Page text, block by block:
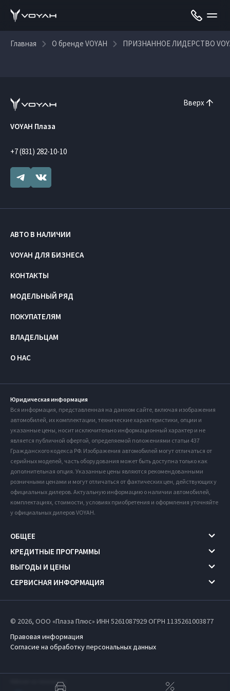
Главная О бренде VOYAH ПРИЗНАННОЕ ЛИДЕРСТВО
Вверх
VOYAH Плаза
+7 (831) 282-10-10
АВТО В НАЛИЧИИ
VOYAH ДЛЯ БИЗНЕСА
КОНТАКТЫ
МОДЕЛЬНЫЙ РЯД
ПОКУПАТЕЛЯМ
ВЛАДЕЛЬЦАМ
О НАС
Юридическая информация
Вся информация, представленная на данном сайте, включая изображения
автомобилей, их комплектации, технические характеристики, опции и
указанные цены, носит исключительно информационный характер и не
является публичной офертой, определяемой положениями статьи 437
Гражданского кодекса РФ. Изображения автомобилей могут отличаться от
серийных моделей, часть оборудования может быть доступна только как
дополнительная опция. Указанные цены являются рекомендованными
розничными ценами и могут отличаться от фактических цен, действующих у
официальных дилеров. Актуальную информацию о наличии автомобилей,
комплектациях, стоимости, условиях приобретения и оформления уточняйте
у официальных дилеров VOYAH.
ОБЩЕЕ
КРЕДИТНЫЕ ПРОГРАММЫ
ВЫГОДЫ И ЦЕНЫ
СЕРВИСНАЯ ИНФОРМАЦИЯ
© 2026, ООО «Плаза Плюс» ИНН 5261087929ОГРН 1135261003877
Правовая информация
Согласие на обработку персональных данных
Работает на технологиях